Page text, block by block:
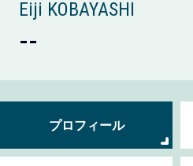
Eiji KOBAYASHI
--
プロフィール